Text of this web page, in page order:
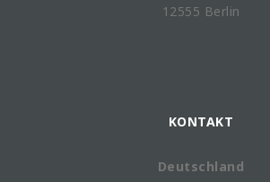
12555 Berlin
KONTAKT
Deutschland